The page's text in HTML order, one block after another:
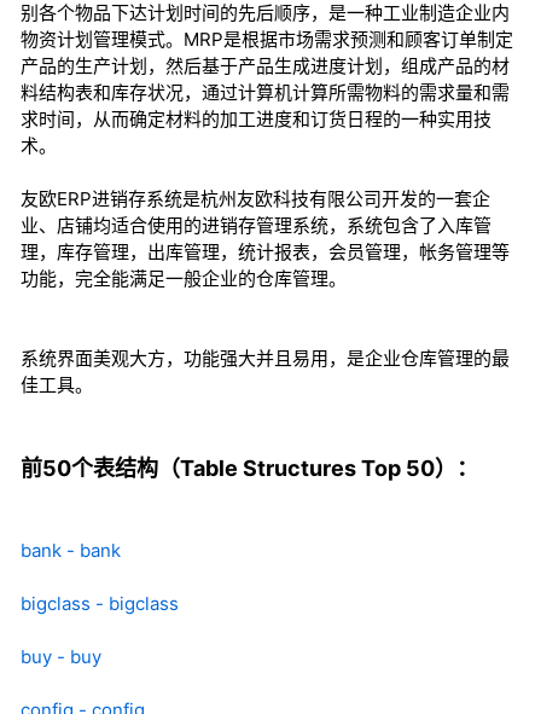
别各个物品下达计划时间的先后顺序，是一种工业制造企业内
物资计划管理模式。MRP是根据市场需求预测和顾客订单制定
产品的生产计划，然后基于产品生成进度计划，组成产品的材
料结构表和库存状况，通过计算机计算所需物料的需求量和需
求时间，从而确定材料的加工进度和订货日程的一种实用技
术。
友欧ERP进销存系统是杭州友欧科技有限公司开发的一套企
业、店铺均适合使用的进销存管理系统，系统包含了入库管
理，库存管理，出库管理，统计报表，会员管理，帐务管理等
功能，完全能满足一般企业的仓库管理。
系统界面美观大方，功能强大并且易用，是企业仓库管理的最
佳工具。
前50个表结构（Table Structures Top 50）：
bank - bank
bigclass - bigclass
buy - buy